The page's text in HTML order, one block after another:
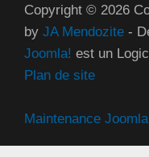
Copyright © 2026
by JA Mendozite -
Joomla! est un
Plan de site
Maintenance Joomla